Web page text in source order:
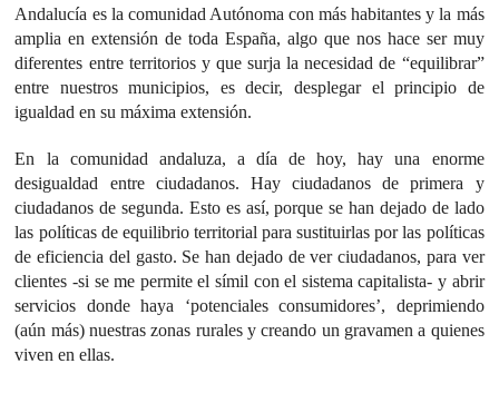
Andalucía es la comunidad Autónoma con más habitantes y la más
amplia en extensión de toda España, algo que nos hace ser muy
diferentes entre territorios y que surja la necesidad de “equilibrar”
entre nuestros municipios, es decir, desplegar el principio de
igualdad en su máxima extensión.
En la comunidad andaluza, a día de hoy, hay una enorme
desigualdad entre ciudadanos. Hay ciudadanos de primera y
ciudadanos de segunda. Esto es así, porque se han dejado de lado
las políticas de equilibrio territorial para sustituirlas por las políticas
de eficiencia del gasto. Se han dejado de ver ciudadanos, para ver
clientes -si se me permite el símil con el sistema capitalista- y abrir
servicios donde haya ‘potenciales consumidores’, deprimiendo
(aún más) nuestras zonas rurales y creando un gravamen a quienes
viven en ellas.